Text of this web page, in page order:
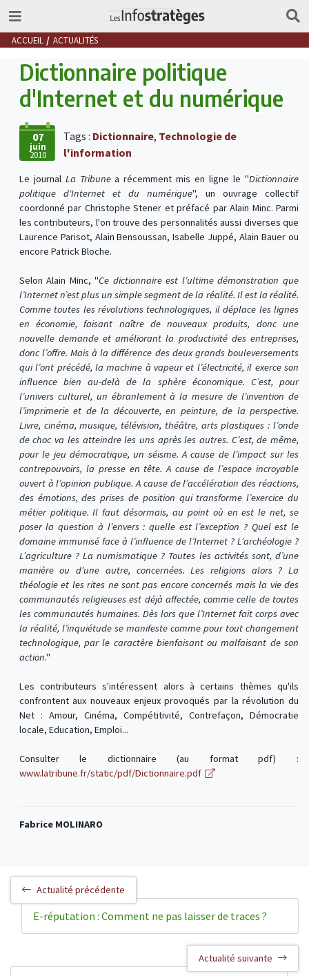
ACCUEIL ACTUALITÉS
Dictionnaire politique
d'Internet et du numérique
07
juin
2010
Tags : Dictionnaire, Technologie de
l'information
Le journal La Tribunea récemment mis en ligne le "Dictionnaire
politique d'Internet et du numérique", un ouvrage collectif
coordonné par Christophe Stener et préfacé par Alain Minc. Parmi
les contributeurs, l'on trouve des personnalités aussi diverses que
Laurence Parisot, Alain Bensoussan, Isabelle Juppé, Alain Bauer ou
encore Patrick Bloche.
Selon Alain Minc, "Ce dictionnaire est l’ultime démonstration que
l’Internet n’est plus un simple segment de la réalité. Il est la réalité.
Comme toutes les révolutions technologiques, il déplace les lignes
en économie, faisant naître de nouveaux produits, donc une
nouvelle demande et améliorant la productivité des entreprises,
donc l’offre. Mais à la différence des deux grands bouleversements
qui l’ont précédé, la machine à vapeur et l’électricité, il exerce son
influence bien au-delà de la sphère économique. C’est, pour
l’univers culturel, un ébranlement à la mesure de l’invention de
l’imprimerie et de la découverte, en peinture, de la perspective.
Livre, cinéma, musique, télévision, théâtre, arts plastiques : l’onde
de choc va les atteindre les uns après les autres. C’est, de même,
pour le jeu démocratique, un séisme. A cause de l’impact sur les
contrepouvoirs, la presse en tête. A cause de l’espace incroyable
ouvert à l’opinion publique. A cause de l’accélération des réactions,
des émotions, des prises de position qui transforme l’exercice du
métier politique. Il faut désormais, au point où en est le net, se
poser la question à l’envers : quelle est l’exception ? Quel est le
domaine immunisé face à l’influence de l’Internet ? L’archéologie ?
L’agriculture ? La numismatique ? Toutes les activités sont, d’une
manière ou d’une autre, concernées. Les religions alors ? La
théologie et les rites ne sont pas encore concernés mais la vie des
communautés religieuses est déjà affectée, comme celle de toutes
les communautés humaines. Dès lors que l’Internet fait corps avec
la réalité, l’inquiétude se manifeste comme pour tout changement
technologique, par le caractère bienfaisant ou malfaisant de son
action."
Les contributeurs s'intéressent alors à certains thèmes qu'ils
confrontent aux nouveaux enjeux provoqués par la révolution du
Net : Amour, Cinéma, Compétitivité, Contrefaçon, Démocratie
locale, Education, Emploi...
Consulter le dictionnaire (au format pdf) :
www.latribune.fr/static/pdf/Dictionnaire.pdf
Fabrice MOLINARO
Actualité précédente
E-réputation : Comment ne pas laisser de traces ?
Actualité suivante